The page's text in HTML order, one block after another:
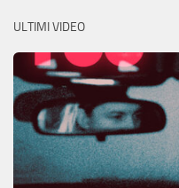
ULTIMI VIDEO